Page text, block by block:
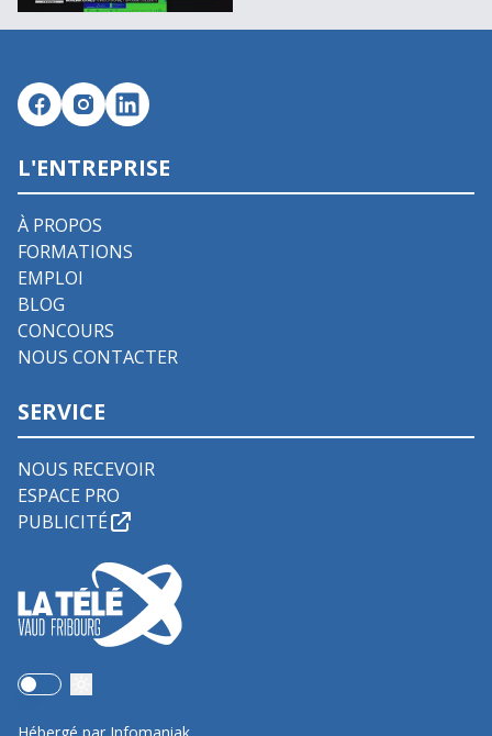
L'ENTREPRISE
À PROPOS
FORMATIONS
EMPLOI
BLOG
CONCOURS
NOUS CONTACTER
SERVICE
NOUS RECEVOIR
ESPACE PRO
PUBLICITÉ
Use setting